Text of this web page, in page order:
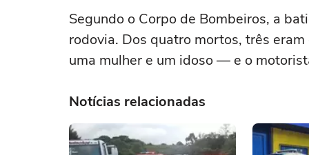
Segundo o Corpo de Bombeiros, a
rodovia. Dos quatro mortos, três
uma mulher e um idoso — e o
Notícias relacionadas